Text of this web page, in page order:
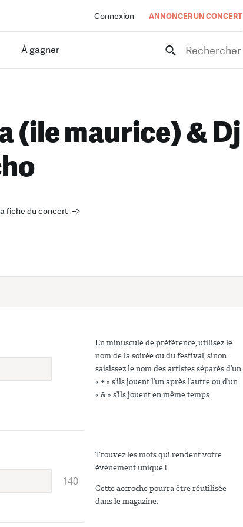
Connexion ANNONCER UN CONCERT
À gagner Rechercher
(ile maurice) & Dj
fiche du concert
En minuscule de préférence, utilisez le
nom de la soirée ou du festival, sinon
saisissez le nom des artistes séparés d’un
« + » s’ils jouent l’un après l’autre ou d’un
« & » s’ils jouent en même temps
140
Trouvez les mots qui rendent votre
événement unique !
Cette accroche pourra être réutilisée
dans le magazine.